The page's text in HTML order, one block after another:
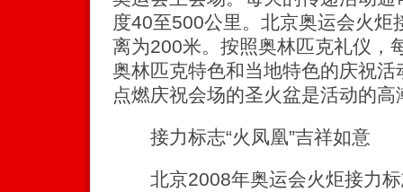
度40至500公里。北京奥运会火炬
离为200米。按照奥林匹克礼仪，
奥林匹克特色和当地特色的庆祝
点燃庆祝会场的圣火盆是活动的
接力标志“火凤凰”吉祥如意
北京2008年奥运会火炬接力标